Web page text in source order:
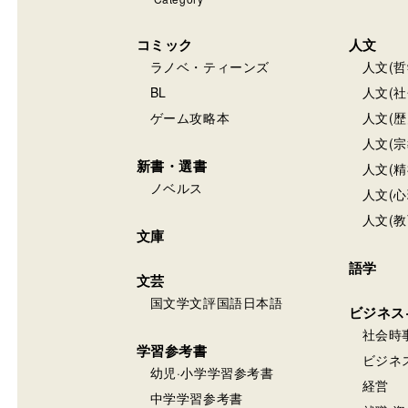
コミック
ラノベ・ティーンズ
BL
ゲーム攻略本
新書・選書
ノベルス
文庫
文芸
国文学文評国語日本語
学習参考書
幼児·小学学習参考書
中学学習参考書
人文
人文(
人文(
人文(
人文(
人文(
人文(
人文(
語学
ビジネス
社会時
ビジネ
経営